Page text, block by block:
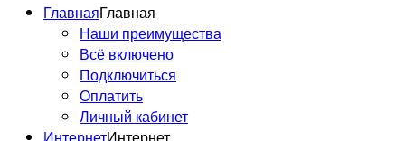
ГлавнаяГлавная
Наши преимущества
Всё включено
Подключиться
Оплатить
Личный кабинет